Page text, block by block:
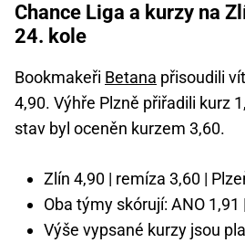
Chance Liga a kurzy na
24. kole
Bookmakeři Betana přisoudili
4,90. Výhře Plzně přiřadili kurz
stav byl oceněn kurzem 3,60.
Zlín 4,90 | remíza 3,60 |
Oba týmy skórují: ANO 1,91
Výše vypsané kurzy jsou